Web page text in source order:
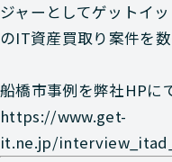
ジャーとしてゲットイ
のIT資産買取り案件を数
船橋市事例を弊社HPに
https://www.get-
it.ne.jp/